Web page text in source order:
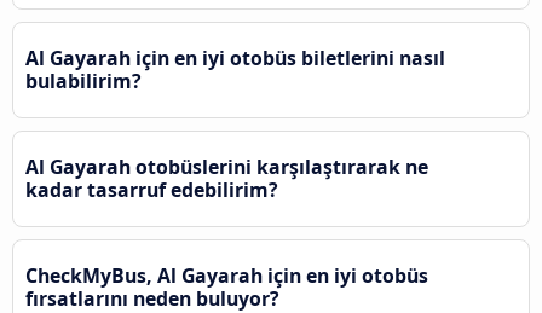
Al Gayarah için en iyi otobüs biletlerini nasıl
bulabilirim?
Al Gayarah otobüslerini karşılaştırarak ne
kadar tasarruf edebilirim?
CheckMyBus, Al Gayarah için en iyi otobüs
fırsatlarını neden buluyor?